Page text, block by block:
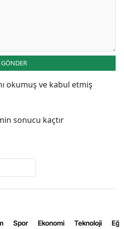
GÖNDER
okumuş ve kabul etmiş
sonucu kaçtır
Spor Ekonomi Teknoloji